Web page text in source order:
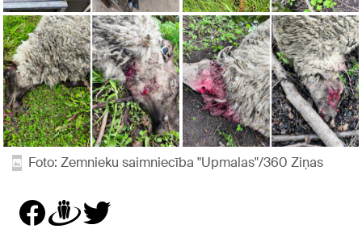
Foto: Zemnieku saimniecība "Upmalas"/360 Ziņas